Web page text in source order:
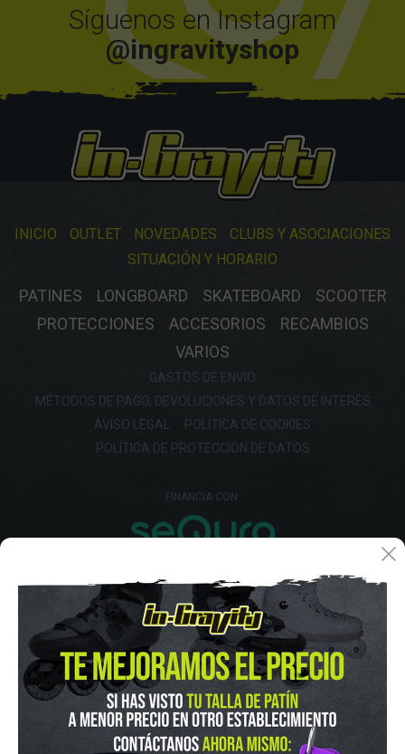
Síguenos en Instagram
@ingravityshop
INICIO OUTLET NOVEDADES
CLUBS Y ASOCIACIONES
SITUACIÓN Y HORARIO
PATINES LONGBOARD SKATEBOARD
SCOOTER
PROTECCIONES
ACCESORIOS
RECAMBIOS
VARIOS
GASTOS DE ENVIO
MÉTODOS DE PAGO, DEVOLUCIONES Y DATOS DE INTERÉS
AVISO LEGAL
POLÍTICA DE COOKIES
POLÍTICA DE PROTECCIÓN DE DATOS
FINANCIA CON: